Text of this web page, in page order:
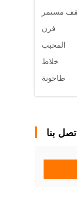
مستمر
فرن
المحبب
خلاط
طاحونة
اتصل بنا